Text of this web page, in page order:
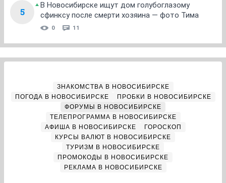
5
В Новосибирске ищут дом голубоглазому
сфинксу после смерти хозяина — фото Тима
0 11
ЗНАКОМСТВА В НОВОСИБИРСКЕ
ПОГОДА В НОВОСИБИРСКЕ
ПРОБКИ В НОВОСИБИРСКЕ
ФОРУМЫ В НОВОСИБИРСКЕ
ТЕЛЕПРОГРАММА В НОВОСИБИРСКЕ
АФИША В НОВОСИБИРСКЕ
ГОРОСКОП
КУРСЫ ВАЛЮТ В НОВОСИБИРСКЕ
ТУРИЗМ В НОВОСИБИРСКЕ
ПРОМОКОДЫ В НОВОСИБИРСКЕ
РЕКЛАМА В НОВОСИБИРСКЕ